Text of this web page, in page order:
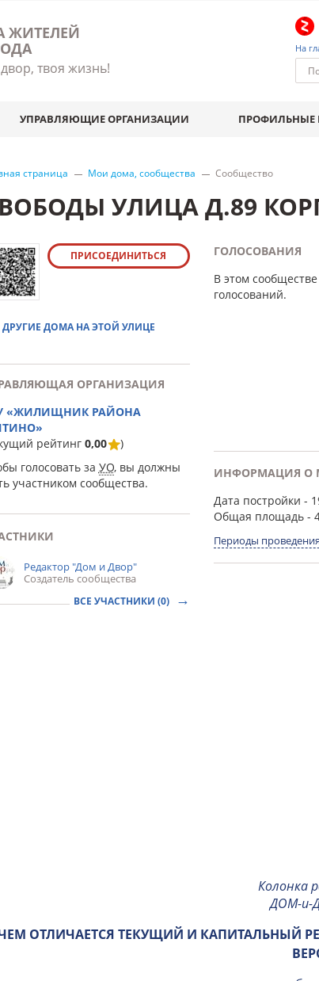
ЖИТЕЛЕЙ
твоя жизнь!
На
УПРАВЛЯЮЩИЕ ОРГАНИЗАЦИИ
страница Мои дома, сообщества Сообщество
УЛИЦА Д.89
ПРИСОЕДИНИТЬСЯ
ДРУГИЕ ДОМА НА ЭТОЙ УЛИЦЕ
ОРГАНИЗАЦИЯ
«ЖИЛИЩНИК РАЙОНА
рейтинг 0,00
)
голосовать за УО, вы должны
участником сообщества.
Редактор "Дом и Двор"
Создатель сообщества
ВСЕ УЧАСТНИКИ (0)
ГОЛОСОВАНИЯ
В этом
голосований.
ИНФОРМАЦИЯ О
Дата постройки -
Общая площадь-
Периоды
Колонка
ДОМ-и-
ОТЛИЧАЕТСЯ ТЕКУЩИЙ И КАПИТАЛЬНЫЙ